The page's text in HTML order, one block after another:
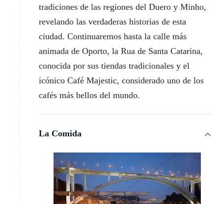
tradiciones de las regiones del Duero y Minho,
revelando las verdaderas historias de esta
ciudad. Continuaremos hasta la calle más
animada de Oporto, la Rua de Santa Catarina,
conocida por sus tiendas tradicionales y el
icónico Café Majestic, considerado uno de los
cafés más bellos del mundo.
La Comida